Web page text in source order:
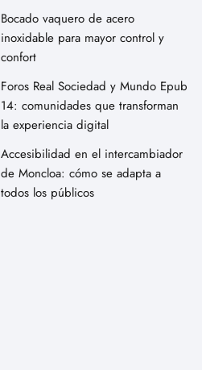
Bocado vaquero de acero
inoxidable para mayor control y
confort
Foros Real Sociedad y Mundo Epub
14: comunidades que transforman
la experiencia digital
Accesibilidad en el intercambiador
de Moncloa: cómo se adapta a
todos los públicos